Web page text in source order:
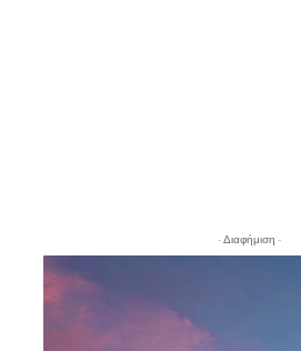
- Διαφήμιση -